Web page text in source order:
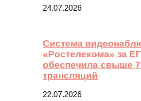
24.07.2026
Система
«Ростелекома» за
обеспечила свыше
трансляций
22.07.2026